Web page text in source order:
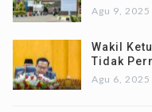
Agu 9, 2025
Wakil
Tidak
Agu 6, 2025